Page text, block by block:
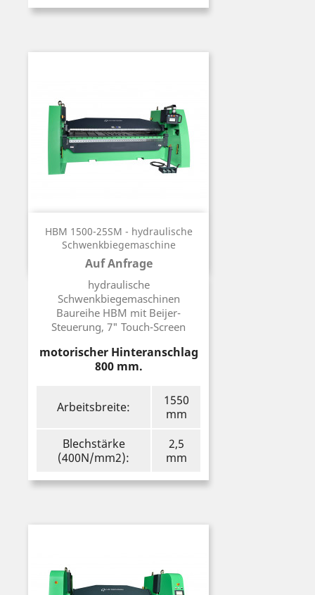
HBM 1500-25SM - hydraulische
Schwenkbiegemaschine
Auf Anfrage
Preis
hydraulische
Schwenkbiegemaschinen
Baureihe HBM mit Beijer-
Steuerung, 7" Touch-Screen
motorischer Hinteranschlag
800 mm.
Arbeitsbreite:
1550
mm
Blechstärke
(400N/mm2):
2,5
mm